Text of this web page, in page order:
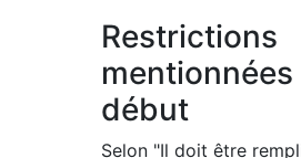
Restrictions
mentionnées
début
Selon "Il doit être